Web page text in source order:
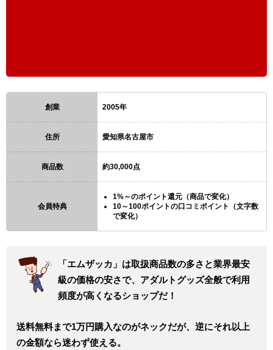
創業 2005年
住所 愛知県名古屋市
商品数 約30,000点
会員特典
1%～のポイント還元（商品で変化）
10～100ポイントの口コミポイント（文字数
で変化）
「エムザッカ」は取扱商品数の多さと業界最安
級の価格の安さで、アダルトグッズ全般で利用
頻度が高くなるショップだ！
送料無料まで1万円購入なのがネックだが、逆にそれ以上
の金額なら迷わず使える。